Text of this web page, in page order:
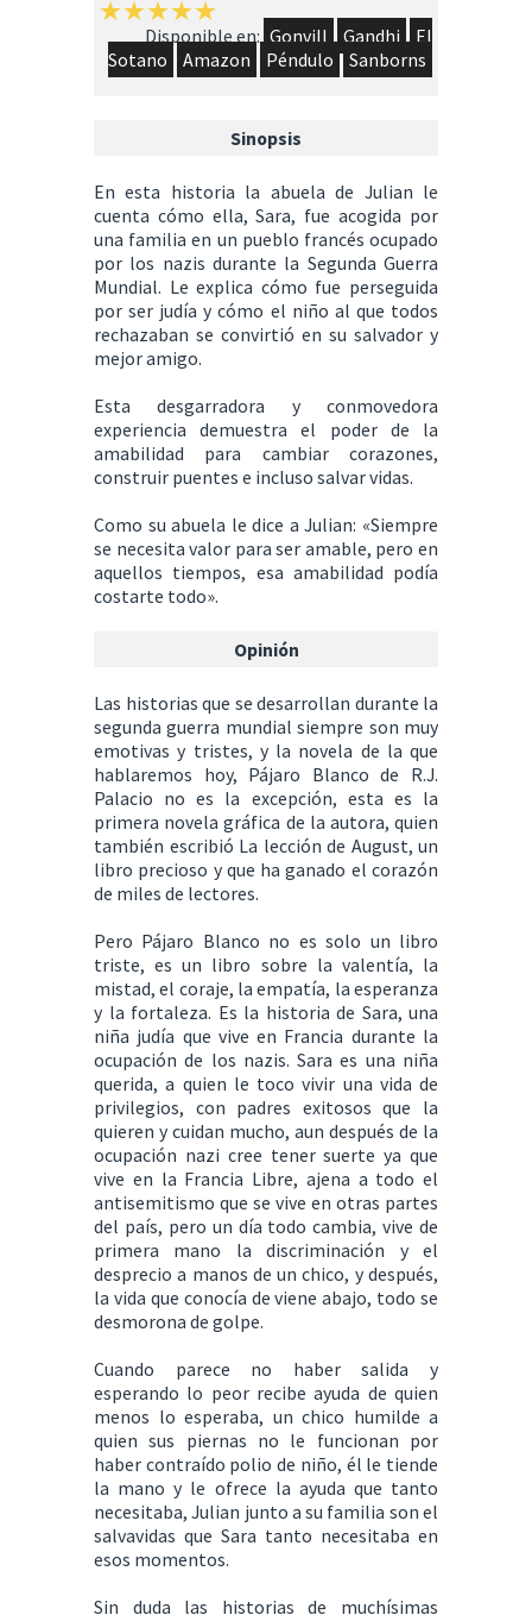
Disponible en: Gonvill Gandhi
El
Sotano
Amazon Péndulo Sanborns
Sinopsis
En esta historia la abuela de Julian le
cuenta cómo ella, Sara, fue acogida por
una familia en un pueblo francés ocupado
por los nazis durante la Segunda Guerra
Mundial. Le explica cómo fue perseguida
por ser judía y cómo el niño al que todos
rechazaban se convirtió en su salvador y
mejor amigo.
Esta desgarradora y conmovedora
experiencia demuestra el poder de la
amabilidad para cambiar corazones,
construir puentes e incluso salvar vidas.
Como su abuela le dice a Julian: «Siempre
se necesita valor para ser amable, pero en
aquellos tiempos, esa amabilidad podía
costarte todo».
Opinión
Las historias que se desarrollan durante la
segunda guerra mundial siempre son muy
emotivas y tristes, y la novela de la que
hablaremos hoy, Pájaro Blanco de R.J.
Palacio no es la excepción, esta es la
primera novela gráfica de la autora, quien
también escribió La lección de August, un
libro precioso y que ha ganado el corazón
de miles de lectores.
Pero Pájaro Blanco no es solo un libro
triste, es un libro sobre la valentía, la
mistad, el coraje, la empatía, la esperanza
y la fortaleza. Es la historia de Sara, una
niña judía que vive en Francia durante la
ocupación de los nazis. Sara es una niña
querida, a quien le toco vivir una vida de
privilegios, con padres exitosos que la
quieren y cuidan mucho, aun después de la
ocupación nazi cree tener suerte ya que
vive en la Francia Libre, ajena a todo el
antisemitismo que se vive en otras partes
del país, pero un día todo cambia, vive de
primera mano la discriminación y el
desprecio a manos de un chico, y después,
la vida que conocía de viene abajo, todo se
desmorona de golpe.
Cuando parece no haber salida y
esperando lo peor recibe ayuda de quien
menos lo esperaba, un chico humilde a
quien sus piernas no le funcionan por
haber contraído polio de niño, él le tiende
la mano y le ofrece la ayuda que tanto
necesitaba, Julian junto a su familia son el
salvavidas que Sara tanto necesitaba en
esos momentos.
Sin duda las historias de muchísimas